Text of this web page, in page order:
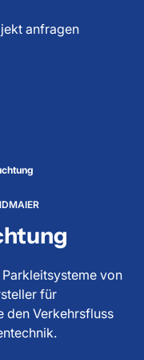
anfragen
von
für
den Verkehrsfluss